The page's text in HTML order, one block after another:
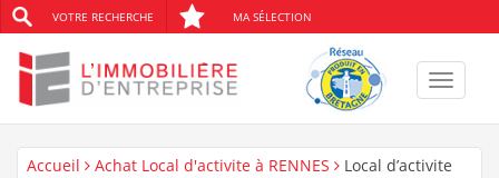
VOTRE RECHERCHE MA SÉLECTION
Toggle
Accueil Achat Local d'activite à RENNES
Local d’activite